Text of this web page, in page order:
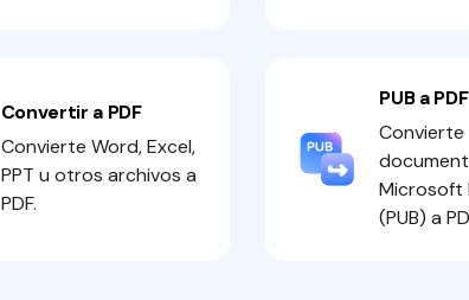
Convertir a PDF
Convierte Word, Excel,
PPT u otros archivos a
PDF.
PUB a PDF
Convierte
Microsoft
(PUB) a